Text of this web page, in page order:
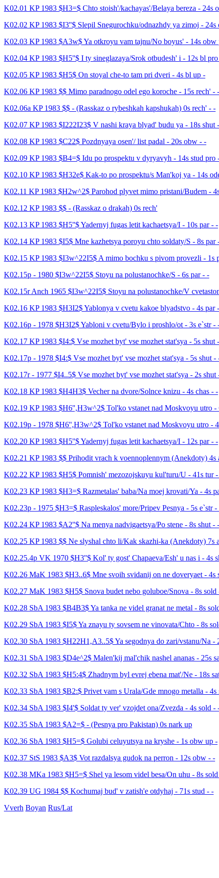
K02.01 KP 1983 $H3=$ Chto stoish'/kachayas'/Belaya bereza - 24s
K02.02 KP 1983 $I3''$ Slepil Snegurochku/odnazhdy ya zimoj - 24s
K02.03 KP 1983 $A3w$ Ya otkroyu vam tajnu/No boyus' - 14s obw
K02.04 KP 1983 $H5''$ I ty sineglazaya/Srok otbudesh' i - 12s bl
K02.05 KP 1983 $H5$ On stoyal che-to tam pri dveri - 4s bl up -
K02.06 KP 1983 $$ Mimo paradnogo odel ego koroche - 15s rech' - -
K02.06a KP 1983 $$ - (Rasskaz o rybeshkah kapshukah) 0s rech' - -
K02.07 KP 1983 $I222I23$ V nashi kraya blyad' budu ya - 18s shut
K02.08 KP 1983 $C22$ Pozdnyaya osen'/ list padal - 20s obw - -
K02.09 KP 1983 $B4=$ Idu po prospektu v dyryavyh - 14s stud pro
K02.10 KP 1983 $H32e$ Kak-to po prospektu/s Man'koj ya - 14s
K02.11 KP 1983 $H2w^2$ Parohod plyvet mimo pristani/Budem -
K02.12 KP 1983 $$ - (Rasskaz o drakah) 0s rech'
K02.13 KP 1983 $H5''$ Yadernyj fugas letit kachaetsya/I - 10s par - -
K02.14 KP 1983 $I5$ Mne kazhetsya poroyu chto soldaty/S - 8s par
K02.15 KP 1983 $I3w^22I5$ A mimo bochku s pivom provezli - 1s
K02.15p - 1980 $I3w^22I5$ Stoyu na polustanochke/S - 6s par - -
K02.15r Anch 1965 $I3w^22I5$ Stoyu na polustanochke/V
K02.16 KP 1983 $H3I2$ Yablonya v cvetu kakoe blyadstvo - 4s par
K02.16p - 1978 $H3I2$ Yabloni v cvetu/Bylo i proshlo/ot - 3s e`str -
K02.17 KP 1983 $I4:$ Vse mozhet byt' vse mozhet stat'sya - 5s shut
K02.17p - 1978 $I4:$ Vse mozhet byt' vse mozhet stat'sya - 5s shut -
K02.17r - 1977 $I4..5$ Vse mozhet byt' vse mozhet stat'sya - 2s shut
K02.18 KP 1983 $H4H3$ Vecher na dvore/Solnce knizu - 4s chas - -
K02.19 KP 1983 $H6'',H3w^2$ Tol'ko vstanet nad Moskvoyu utro -
K02.19p - 1978 $H6'',H3w^2$ Tol'ko vstanet nad Moskvoyu utro -
K02.20 KP 1983 $H5''$ Yadernyj fugas letit kachaetsya/I - 12s par - -
K02.21 KP 1983 $$ Prihodit vrach k voennoplennym (Anekdoty) 4s
K02.22 KP 1983 $H5$ Pomnish' mezozojskuyu kul'turu/U - 41s tur
K02.23 KP 1983 $H3=$ Razmetalas' baba/Na moej krovati/Ya - 4s
K02.23p - 1975 $H3=$ Raspleskalos' more/Pripev Pesnya - 5s e`str -
K02.24 KP 1983 $A2''$ Na menya nadvigaetsya/Po stene - 8s shut - -
K02.25 KP 1983 $$ Ne slyshal chto li/Kak skazhi-ka (Anekdoty) 7s
K02.25.4p VK 1970 $H3''$ Kol' ty gost' Chapaeva/Esh' u nas i - 4s
K02.26 MaK 1983 $H3..6$ Mne svoih svidanij on ne doveryaet - 4s
K02.27 MaK 1983 $H5$ Snova budet nebo goluboe/Snova - 8s sold
K02.28 SbA 1983 $B4B3$ Ya tanka ne videl granat ne metal - 8s
K02.29 SbA 1983 $I5$ Ya znayu ty sovsem ne vinovata/Chto - 8s
K02.30 SbA 1983 $H22H1,A3..5$ Ya segodnya do zari/vstanu/Na -
K02.31 SbA 1983 $D4e^2$ Malen'kij mal'chik nashel ananas - 25s
K02.32 SbA 1983 $H5:4$ Zhadnym byl evrej ebena mat'/Ne - 18s
K02.33 SbA 1983 $B2:$ Privet vam s Urala/Gde mnogo metalla - 4s
K02.34 SbA 1983 $I4'$ Soldat ty ver' vzojdet ona/Zvezda - 4s sold -
K02.35 SbA 1983 $A2=$ - (Pesnya pro Pakistan) 0s nark up
K02.36 SbA 1983 $H5=$ Golubi celuyutsya na kryshe - 1s obw up -
K02.37 StS 1983 $A3$ Vot razdalsya gudok na perron - 12s obw - -
K02.38 MKa 1983 $H5=$ Shel ya lesom videl besa/On uhu - 8s
K02.39 UG 1984 $$ Kochumaj bud' v zatish'e otdyhaj - 71s stud - -
Vverh Boyan Rus/Lat